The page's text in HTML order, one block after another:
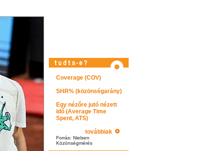
Coverage (COV)
SHR% (közönségarány)
Egy nézőre jutó nézett
idő (Average Time
Spent, ATS)
továbbiak
Forrás: Nielsen
Közönségmérés